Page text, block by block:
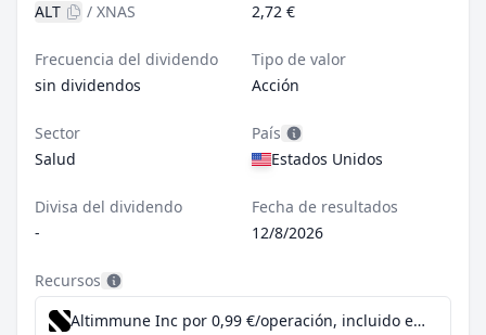
ALT
/ XNAS
2,72 €
Frecuencia del dividendo
sin dividendos
Tipo de valor
Acción
Sector
Salud
País
Estados Unidos
Divisa del dividendo
-
Fecha de resultados
12/8/2026
Recursos
Altimmune Inc por 0,99 €/operación, incluido el Dividend Reinvestment Plan